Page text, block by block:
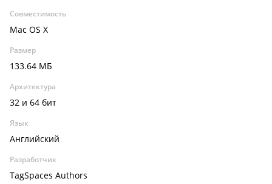
Совместимость
Mac OS X
Размер
133.64 МБ
Архитектура
32 и 64 бит
Язык
Английский
Разработчик
TagSpaces Authors